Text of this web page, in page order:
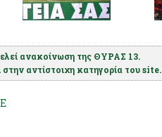
ανακοίνωση της ΘΥΡΑΣ 13.
αντίστοιχη κατηγορία του site.